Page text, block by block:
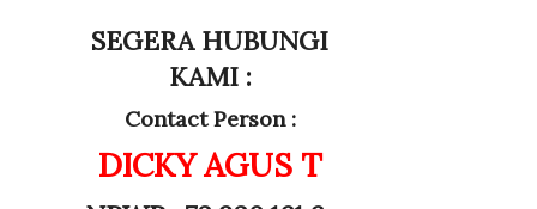
SEGERA HUBUNGI
KAMI :
Contact Person :
DICKY AGUS T